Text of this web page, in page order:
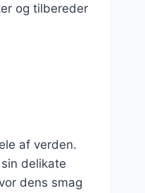
og tilbereder
af verden.
delikate
dens smag